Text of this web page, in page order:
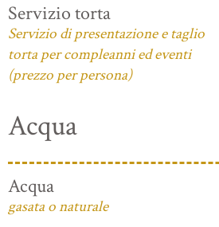
Servizio torta
Servizio di presentazione e taglio
torta per compleanni ed eventi
(prezzo per persona)
Acqua
Acqua
gasata o naturale